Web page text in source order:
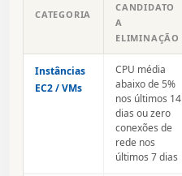
CATEGORIA
CANDIDATO
A
ELIMINAÇÃO
Instâncias
EC2 / VMs
CPU média
abaixo de 5%
nos últimos 14
dias ou zero
conexões de
rede nos
últimos 7 dias